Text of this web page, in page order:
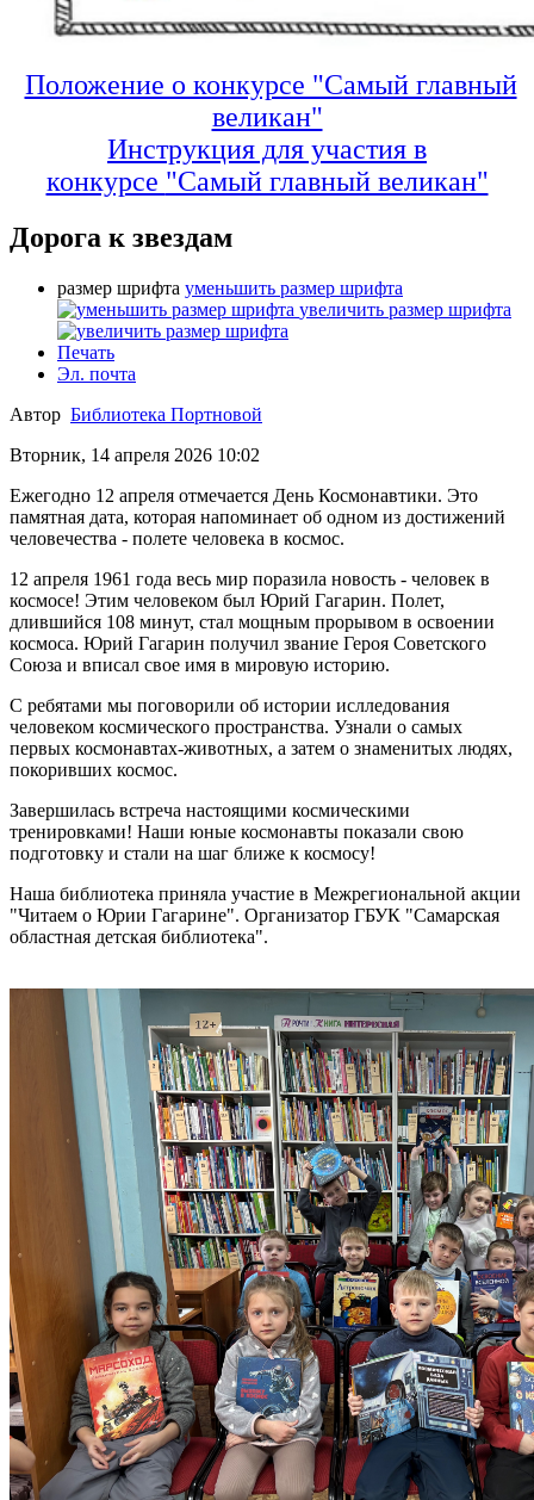
Положение о конкурсе "Самый главный
великан"
Инструкция для участия в
конкурсе "Самый главный великан"
Дорога к звездам
размер шрифта уменьшить размер шрифта
увеличить размер шрифта
Печать
Эл. почта
Автор Библиотека Портновой
Вторник, 14 апреля 2026 10:02
Ежегодно 12 апреля отмечается День Космонавтики. Это
памятная дата, которая напоминает об одном из достижений
человечества - полете человека в космос.
12 апреля 1961 года весь мир поразила новость - человек в
космосе! Этим человеком был Юрий Гагарин. Полет,
длившийся 108 минут, стал мощным прорывом в освоении
космоса. Юрий Гагарин получил звание Героя Советского
Союза и вписал свое имя в мировую историю.
С ребятами мы поговорили об истории ислледования
человеком космического пространства. Узнали о самых
первых космонавтах-животных, а затем о знаменитых людях,
покоривших космос.
Завершилась встреча настоящими космическими
тренировками! Наши юные космонавты показали свою
подготовку и стали на шаг ближе к космосу!
Наша библиотека приняла участие в Межрегиональной акции
"Читаем о Юрии Гагарине". Организатор ГБУК "Самарская
областная детская библиотека".